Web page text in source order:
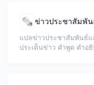
🗞️ข่าวประชาสัมพั
แปลข่าวประชาสัมพันธ์แ
ประเด็นข่าว คำพูด คำอ